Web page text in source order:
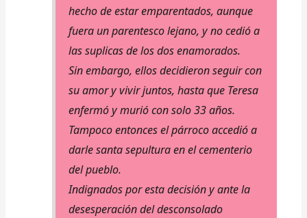
hecho de estar emparentados, aunque
fuera un parentesco lejano, y no cedió a
las suplicas de los dos enamorados.
Sin embargo, ellos decidieron seguir con
su amor y vivir juntos, hasta que Teresa
enfermó y murió con solo 33 años.
Tampoco entonces el párroco accedió a
darle santa sepultura en el cementerio
del pueblo.
Indignados por esta decisión y ante la
desesperación del desconsolado